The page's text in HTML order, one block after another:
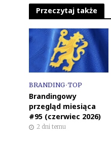
Przeczytaj także
BRANDING•TOP
Brandingowy
przegląd miesiąca
#95 (czerwiec 2026)
2 dni temu